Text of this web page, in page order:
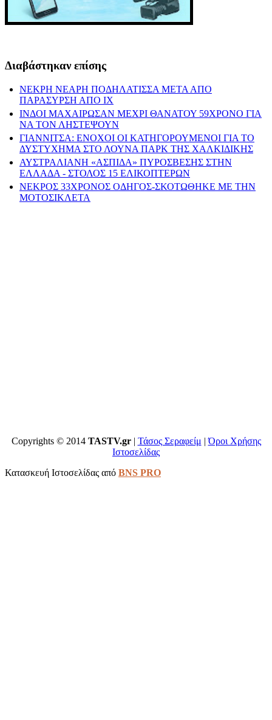
Διαβάστηκαν επίσης
ΝΕΚΡΗ ΝΕΑΡΗ ΠΟΔΗΛΑΤΙΣΣΑ ΜΕΤΑ ΑΠΟ
ΠΑΡΑΣΥΡΣΗ ΑΠΟ ΙΧ
ΙΝΔΟΙ ΜΑΧΑΙΡΩΣΑΝ ΜΕΧΡΙ ΘΑΝΑΤΟΥ 59ΧΡΟΝΟ ΓΙΑ
ΝΑ ΤΟΝ ΛΗΣΤΕΨΟΥΝ
ΓΙΑΝΝΙΤΣΑ: ΕΝΟΧΟΙ ΟΙ ΚΑΤΗΓΟΡΟΥΜΕΝΟΙ ΓΙΑ ΤΟ
ΔΥΣΤΥΧΗΜΑ ΣΤΟ ΛΟΥΝΑ ΠΑΡΚ ΤΗΣ ΧΑΛΚΙΔΙΚΗΣ
ΑΥΣΤΡΑΛΙΑΝΗ «ΑΣΠΙΔΑ» ΠΥΡΟΣΒΕΣΗΣ ΣΤΗΝ
ΕΛΛΑΔΑ - ΣΤΟΛΟΣ 15 ΕΛΙΚΟΠΤΕΡΩΝ
ΝΕΚΡΟΣ 33ΧΡΟΝΟΣ ΟΔΗΓΟΣ-ΣΚΟΤΩΘΗΚΕ ΜΕ ΤΗΝ
ΜΟΤΟΣΙΚΛΕΤΑ
Copyrights © 2014 TASTV.gr| Τάσος Σεραφείμ |Όροι Χρήσης
Ιστοσελίδας
Κατασκευή Ιστοσελίδας από BNS PRO